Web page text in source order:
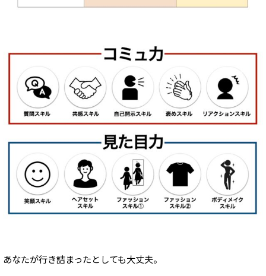
あなたが行き詰まったとしても大丈夫。